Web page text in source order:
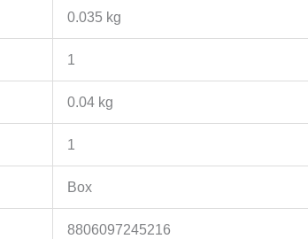
0.035 kg
1
0.04 kg
1
Box
8806097245216